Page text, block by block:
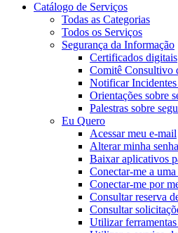
Catálogo de Serviços
Todas as Categorias
Todos os Serviços
Segurança da Informação
Certificados digitais
Comitê Consultivo
Notificar Incidentes
Orientações sobre
Palestras sobre
Eu Quero
Acessar meu e-mail
Alterar minha senha
Baixar aplicativos
Conectar-me a
Conectar-me por
Consultar reserva
Consultar
Utilizar